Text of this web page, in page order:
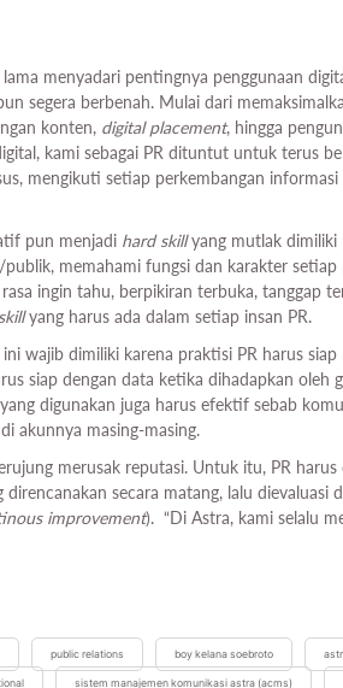
menyadari pentingnya penggunaan
segera berbenah. Mulai dari
konten, digital placement, hingga
kami sebagai PR dituntut untuk terus
mengikuti setiap perkembangan
pun menjadi hard skillyang mutlak dimiliki
memahami fungsi dan karakter
ingin tahu, berpikiran terbuka, tanggap
yang harus ada dalam setiap insan PR.
wajib dimiliki karena praktisi PR harus
siap dengan data ketika dihadapkan oleh
digunakan juga harus efektif sebab
akunnya masing-masing.
merusak reputasi. Untuk itu, PR
direncanakan secara matang, lalu
improvement). “Di Astra, kami selalu
public relations boy kelana soebroto
sistem manajemen komunikasi astra (acms)